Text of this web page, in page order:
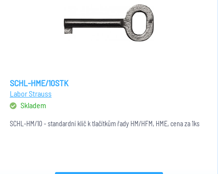
SCHL-HME/10STK
Labor Strauss
Skladem
SCHL-HM/10 - standardní klíč k tlačítkům řady HM/HFM, HME, cena za 1ks